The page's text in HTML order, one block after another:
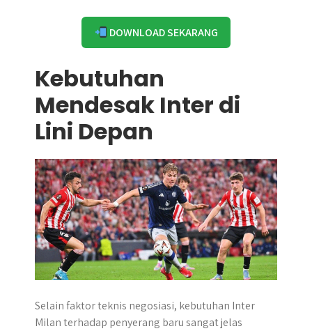
DOWNLOAD SEKARANG
Kebutuhan
Mendesak Inter di
Lini Depan
Selain faktor teknis negosiasi, kebutuhan Inter
Milan terhadap penyerang baru sangat jelas